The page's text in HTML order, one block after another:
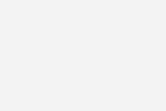
per Hand aufgeklebte Etiketten,
Absatzprobleme kenne
nichts auf Lager, alles wird
der Braumeister. Die Herstellung
wird filtriert, Dienstag und
und Freitag geht's schon